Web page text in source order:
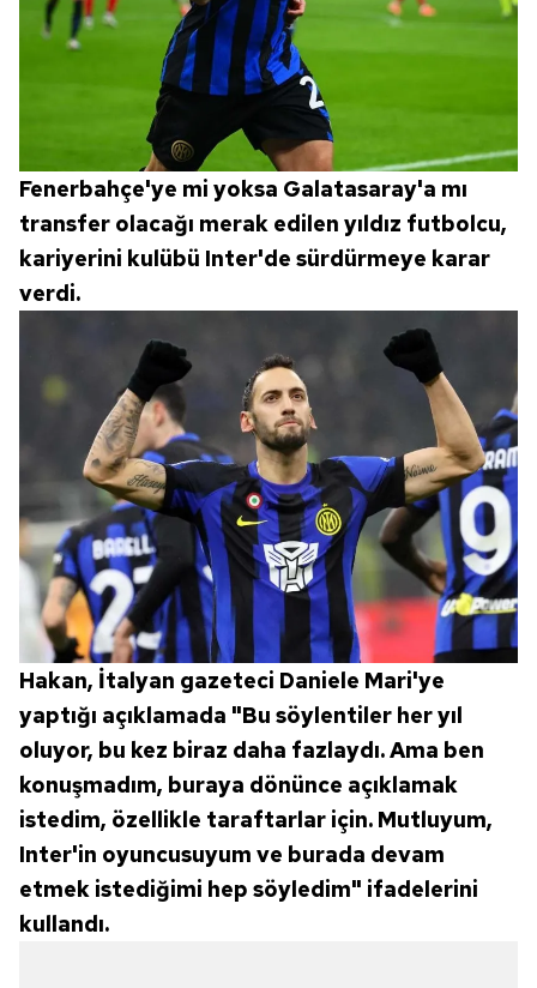
Fenerbahçe'ye mi yoksa Galatasaray'a mı
transfer olacağı merak edilen yıldız futbolcu,
kariyerini kulübü Inter'de sürdürmeye karar
verdi.
Hakan, İtalyan gazeteci Daniele Mari'ye
yaptığı açıklamada "Bu söylentiler her yıl
oluyor, bu kez biraz daha fazlaydı. Ama ben
konuşmadım, buraya dönünce açıklamak
istedim, özellikle taraftarlar için. Mutluyum,
Inter'in oyuncusuyum ve burada devam
etmek istediğimi hep söyledim" ifadelerini
kullandı.